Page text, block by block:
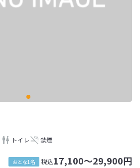
トイレ 禁煙
おとな1名 税込17,100～29,900円